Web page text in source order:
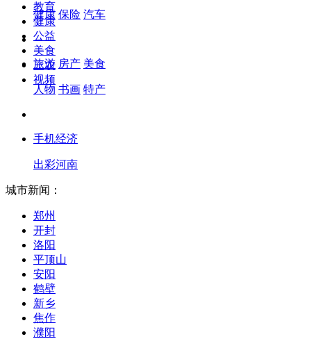
健康 保险 汽车
旅游 房产 美食
人物 书画 特产
手机经济
出彩河南
教育
健康
公益
美食
三农
视频
城市新闻：
郑州
开封
洛阳
平顶山
安阳
鹤壁
新乡
焦作
濮阳